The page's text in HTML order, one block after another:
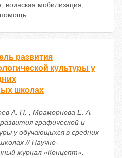
, воинская мобилизация,
развития
культуры у
школах
А. П. , Мраморнова Е. А.
графической и
у обучающихся в средних
// Научно-
журнал «Концепт». –